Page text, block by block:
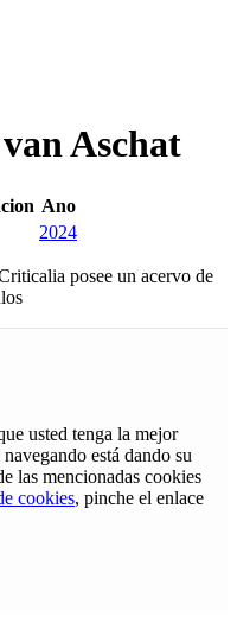
Aschat
Ano
2024
posee un acervo de
usted tenga la mejor
está dando su
las mencionadas cookies
cookies, pinche el enlace